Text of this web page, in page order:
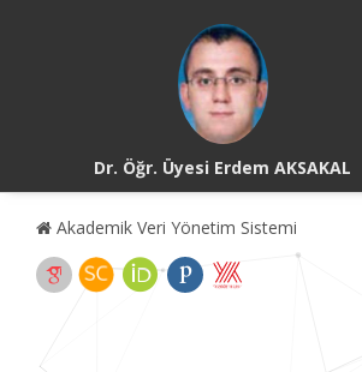
Dr. Öğr. Üyesi Erdem AKSAKAL
Akademik Veri Yönetim Sistemi